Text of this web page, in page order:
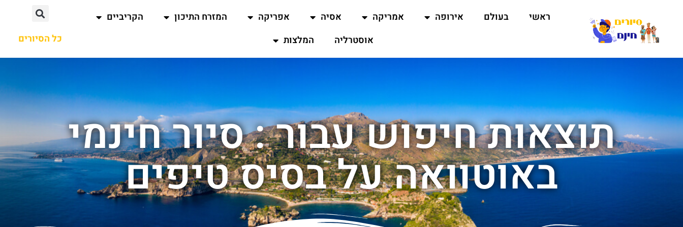
ראשי בעולם אירופה אמריקה אסיה אפריקה המזרח התיכון
הקריביים
אוסטרליה
המלצות כל הסיורים
תוצאות חיפוש עבור : סיור חינמי
באוטוואה על בסיס טיפים